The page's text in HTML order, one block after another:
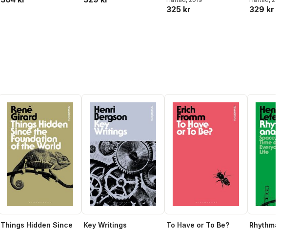
325 kr 329 kr
Things Hidden Since
Key Writings To Have or To Be?